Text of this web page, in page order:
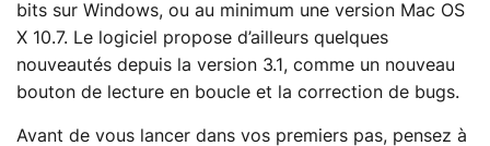
bits sur Windows, ou au minimum une version Mac OS
X 10.7. Le logiciel propose d’ailleurs quelques
nouveautés depuis la version 3.1, comme un nouveau
bouton de lecture en boucle et la correction de bugs.
Avant de vous lancer dans vos premiers pas, pensez à